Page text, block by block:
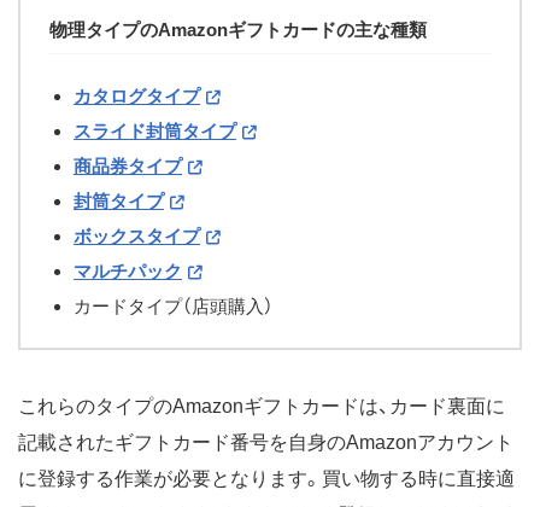
物理タイプのAmazonギフトカードの主な種類
カタログタイプ
スライド封筒タイプ
商品券タイプ
封筒タイプ
ボックスタイプ
マルチパック
カードタイプ（店頭購入）
これらのタイプのAmazonギフトカードは、カード裏面に
記載されたギフトカード番号を自身のAmazonアカウント
に登録する作業が必要となります。買い物する時に直接適